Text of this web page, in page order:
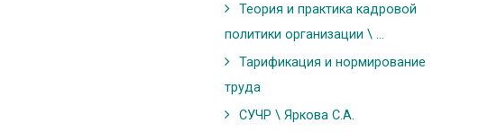
Теория и практика кадровой
политики организации \ ...
Тарификация и нормирование
труда
СУЧР \ Яркова С.А.